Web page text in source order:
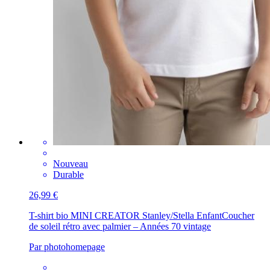
Nouveau
Durable
26,99 €
T-shirt bio MINI CREATOR Stanley/Stella EnfantCoucher
de soleil rétro avec palmier – Années 70 vintage
Par photohomepage